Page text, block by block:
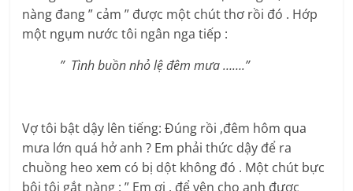
nàng đang ” cảm ” được một chút thơ rồi đó . Hớp
một ngụm nước tôi ngân nga tiếp :
” Tình buồn nhỏ lệ đêm mưa …….”
Vợ tôi bật dậy lên tiếng: Đúng rồi ,đêm hôm qua
mưa lớn quá hở anh ? Em phải thức dậy để ra
chuồng heo xem có bị dột không đó . Một chút bực
bội tôi gắt nàng : ” Em ơi , để yên cho anh được